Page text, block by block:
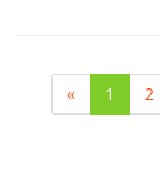
« 1 2